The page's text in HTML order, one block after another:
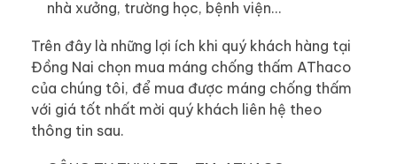
nhà xưởng, trường học, bệnh viện…
Trên đây là những lợi ích khi quý khách hàng tại
Đồng Nai chọn mua máng chống thấm AThaco
của chúng tôi, để mua được máng chống thấm
với giá tốt nhất mời quý khách liên hệ theo
thông tin sau.